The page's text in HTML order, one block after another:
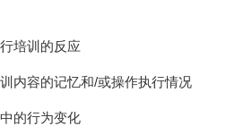
培训的反应
内容的记忆和/或操作执行情况
的行为变化